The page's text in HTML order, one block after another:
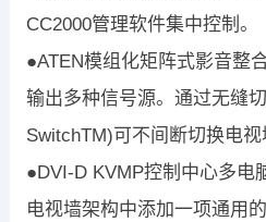
CC2000管理软件集中控制。
●ATEN模组化矩阵式影音整
输出多种信号源。通过无缝
SwitchTM)可不间断切换电视
●DVI-D KVMP控制中心多电
电视墙架构中添加一项通用